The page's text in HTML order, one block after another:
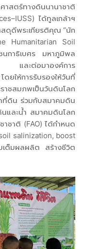
ทางดินนานาชาติ
ได้ทูลเกล้าฯ
สดุดีพระเกียรติคุณ “นัก
Humanitarian Soil
นกาธิเบศร มหาภูมิพล
และต่อมาองค์การ
ยให้การรับรองให้วันที่
สมภพเป็นวันดินโลก
ที่ดิน ร่วมกับสมาคมดิน
และน้ำ สมาคมดินโลก
าชาติ (FAO) ได้กำหนด
salinization, boost
ต็มผลผลิต สร้างชีวิต